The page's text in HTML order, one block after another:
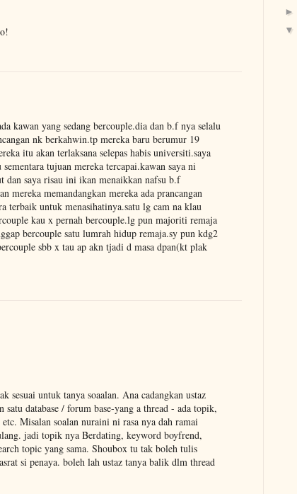
kawan yang sedang bercouple.dia dan b.f nya selalu
nk berkahwin.tp mereka baru berumur 19
itu akan terlaksana selepas habis universiti.saya
tujuan mereka tercapai.kawan saya ni
dan saya risau ini ikan menaikkan nafsu b.f
mereka memandangkan mereka ada prancangan
terbaik untuk menasihatinya.satu lg cam na klau
kau x pernah bercouple.lg pun majoriti remaja
bercouple satu lumrah hidup remaja.sy pun kdg2
sbb x tau ap akn tjadi d masa dpan(kt plak
sesuai untuk tanya soaalan. Ana cadangkan ustaz
database / forum base-yang a thread - ada topik,
Misalan soalan nuraini ni rasa nya dah ramai
jadi topik nya Berdating, keyword boyfrend,
topic yang sama. Shoubox tu tak boleh tulis
si penaya. boleh lah ustaz tanya balik dlm thread
►
▼